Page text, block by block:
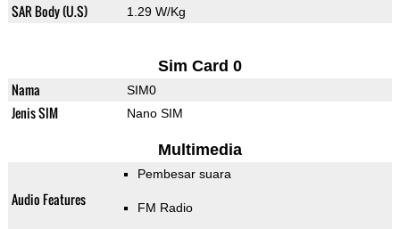
SAR Body (U.S) 1.29 W/Kg
Sim Card 0
Nama SIM0
Jenis SIM Nano SIM
Multimedia
Audio Features
Pembesar suara
FM Radio